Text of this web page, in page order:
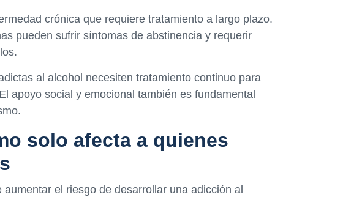
crónica que requiere tratamiento a largo plazo.
pueden sufrir síntomas de abstinencia y requerir
al alcohol necesiten tratamiento continuo para
apoyo social y emocional también es fundamental
solo afecta a quienes
el riesgo de desarrollar una adicción al